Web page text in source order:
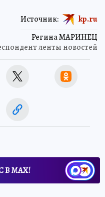
Регина МАРИНЕЦ
ленты новостей
Источник: kp.ru
В МАХ!